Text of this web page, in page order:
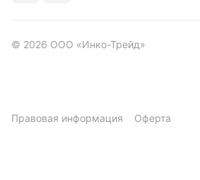
© 2026 ООО «Инко-Трейд»
Правовая информация Оферта